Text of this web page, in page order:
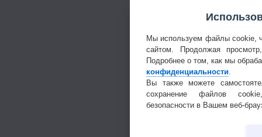
Мы используем файлы cookie,
сайтом. Продолжая
Подробнее о том, как мы
конфиденциальности
Вы также можете
сохранение файлов
безопасности в Вашем веб-